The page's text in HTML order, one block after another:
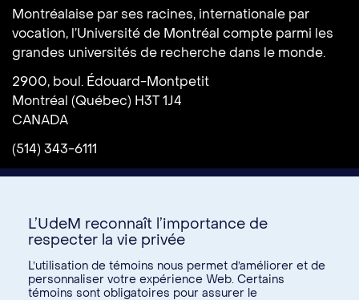
Montréalaise par ses racines, internationale par
vocation, l’Université de Montréal compte parmi les
grandes universités de recherche dans le monde.
2900, boul. Édouard-Montpetit
Montréal (Québec) H3T 1J4
CANADA
(514) 343-6111
Donnez à l’UdeM
L’UdeM reconnaît l’importance de
respecter la vie privée
L’utilisation de témoins nous permet d’améliorer et de
personnaliser votre expérience Web. Certains
témoins sont obligatoires pour assurer le